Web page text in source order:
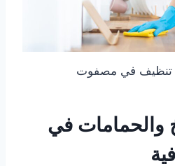
في مصفوت
والحمامات في